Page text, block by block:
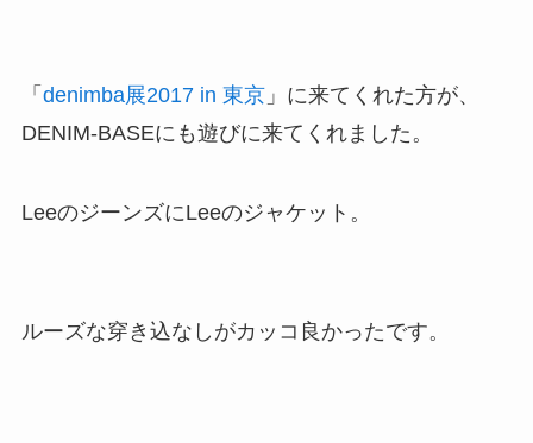
「 denimba展2017 in 東京」に来てくれた方が、
DENIM-BASEにも遊びに来てくれました。
LeeのジーンズにLeeのジャケット。
ルーズな穿き込なしがカッコ良かったです。